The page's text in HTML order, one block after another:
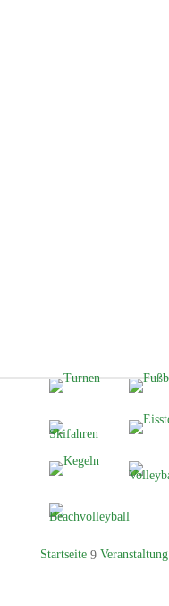
Startseite 9 Veranstaltung